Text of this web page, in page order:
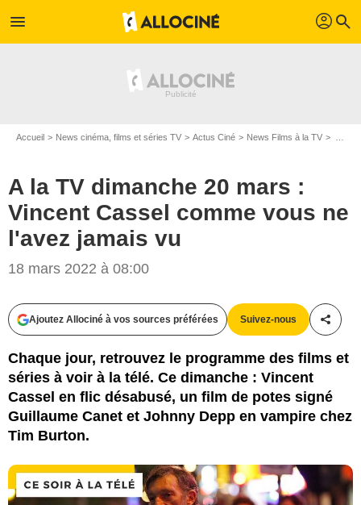
menu profil search
Accueil News cinéma, films et séries TV Actus Ciné News Films à la TV
A la TV dimanche 20 mars :
Vincent Cassel comme vous ne
l'avez jamais vu
18 mars 2022 à 08:00
Ajoutez Allociné à vos sources préférées Suivez-nous
Chaque jour, retrouvez le programme des films et
séries à voir à la télé. Ce dimanche : Vincent
Cassel en flic désabusé, un film de potes signé
Guillaume Canet et Johnny Depp en vampire chez
Tim Burton.